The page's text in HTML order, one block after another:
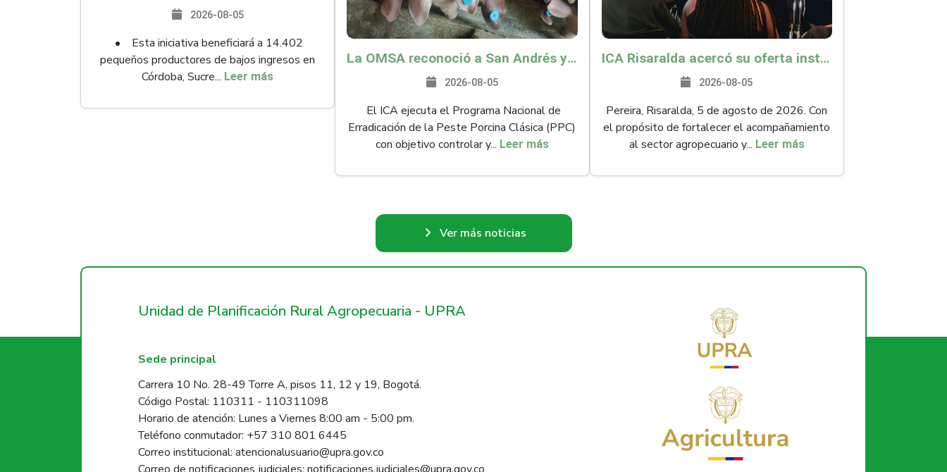
2026-08-05
• Esta iniciativa beneficiará a 14.402
pequeños productores de bajos ingresos en
Córdoba, Sucre... Leer más
La OMSA reconoció a San Andrés y Providencia como zona libre de Peste Porcina Clásica (PPC)
2026-08-05
El ICA ejecuta el Programa Nacional de
Erradicación de la Peste Porcina Clásica (PPC)
con objetivo controlar y... Leer más
ICA Risaralda acercó su oferta institucional a productores y emprendedores en Expocamello
2026-08-05
Pereira, Risaralda, 5 de agosto de 2026. Con
el propósito de fortalecer el acompañamiento
al sector agropecuario y... Leer más
Ver más noticias
Unidad de Planificación Rural Agropecuaria - UPRA
Sede principal
Carrera 10 No. 28-49 Torre A, pisos 11, 12 y 19, Bogotá.
Código Postal: 110311 - 110311098
Horario de atención: Lunes a Viernes 8:00 am - 5:00 pm.
Teléfono conmutador: +57 310 801 6445
Correo institucional: atencionalusuario@upra.gov.co